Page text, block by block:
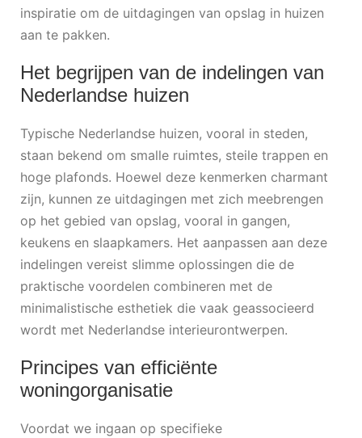
inspiratie om de uitdagingen van opslag in huizen
aan te pakken.
Het begrijpen van de indelingen van
Nederlandse huizen
Typische Nederlandse huizen, vooral in steden,
staan bekend om smalle ruimtes, steile trappen en
hoge plafonds. Hoewel deze kenmerken charmant
zijn, kunnen ze uitdagingen met zich meebrengen
op het gebied van opslag, vooral in gangen,
keukens en slaapkamers. Het aanpassen aan deze
indelingen vereist slimme oplossingen die de
praktische voordelen combineren met de
minimalistische esthetiek die vaak geassocieerd
wordt met Nederlandse interieurontwerpen.
Principes van efficiënte
woningorganisatie
Voordat we ingaan op specifieke